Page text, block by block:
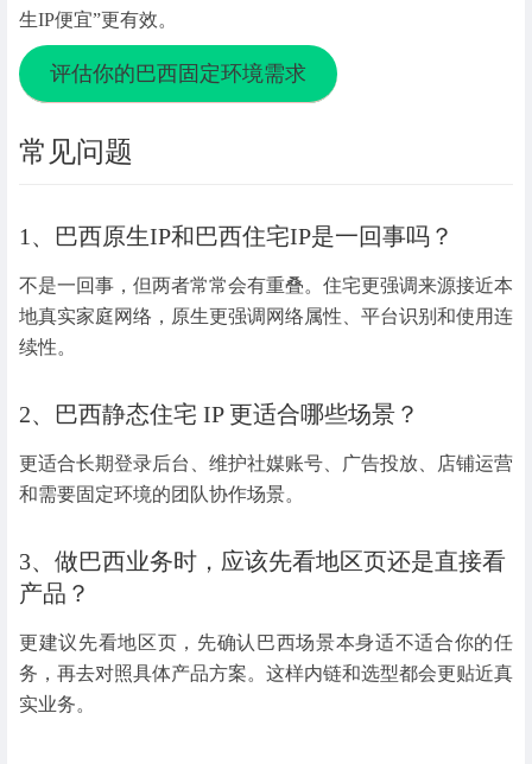
生IP便宜”更有效。
评估你的巴西固定环境需求
常见问题
1、巴西原生IP和巴西住宅IP是一回事吗？
不是一回事，但两者常常会有重叠。住宅更强调来源接近本
地真实家庭网络，原生更强调网络属性、平台识别和使用连
续性。
2、巴西静态住宅 IP 更适合哪些场景？
更适合长期登录后台、维护社媒账号、广告投放、店铺运营
和需要固定环境的团队协作场景。
3、做巴西业务时，应该先看地区页还是直接看
产品？
更建议先看地区页，先确认巴西场景本身适不适合你的任
务，再去对照具体产品方案。这样内链和选型都会更贴近真
实业务。